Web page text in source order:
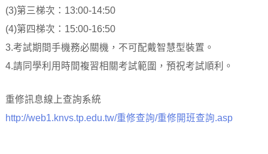
(3)第三梯次：13:00-14:50
(4)第四梯次：15:00-16:50
3.考試期間手機務必關機，不可配戴智慧型裝置。
4.請同學利用時間複習相關考試範圍，預祝考試順利。
重修訊息線上查詢系統
http://web1.knvs.tp.edu.tw/重修查詢/重修開班查詢.asp